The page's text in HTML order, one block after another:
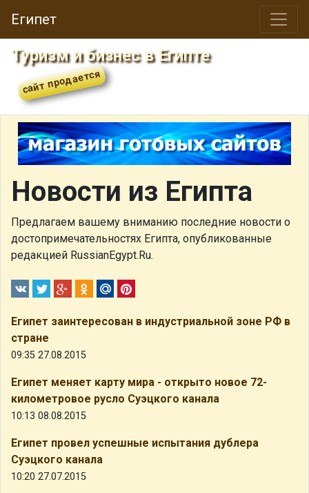
Египет
Туризм и бизнес в Египте
Новости из Египта
Предлагаем вашему вниманию последние новости о
достопримечательностях Египта, опубликованные
редакцией RussianEgypt.Ru.
Египет заинтересован в индустриальной зоне РФ в
стране
09:35 27.08.2015
Египет меняет карту мира - открыто новое 72-
километровое русло Суэцкого канала
10:13 08.08.2015
Египет провел успешные испытания дублера
Суэцкого канала
10:20 27.07.2015